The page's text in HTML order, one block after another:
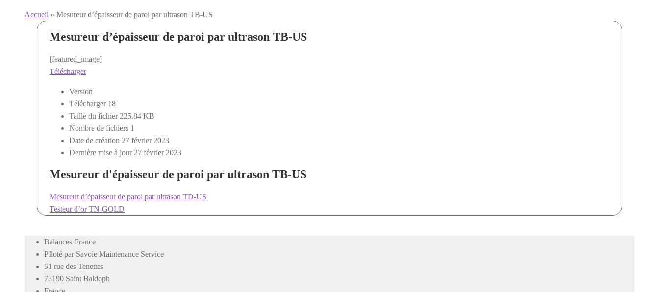
Accueil » Mesureur d’épaisseur de paroi par ultrason TB-US
Mesureur d’épaisseur de paroi par ultrason TB-US
[featured_image]
Télécharger
Version
Télécharger 18
Taille du fichier 225.84 KB
Nombre de fichiers 1
Date de création 27 février 2023
Dernière mise à jour 27 février 2023
Mesureur d'épaisseur de paroi par ultrason TB-US
Navigation
de
Article
précédent :
Mesureur d’épaisseur de paroi par ultrason TD-US
Article
Testeur d’or TN-GOLD
Balances-France
PIloté par Savoie Maintenance Service
51 rue des Tenettes
73190 Saint Baldoph